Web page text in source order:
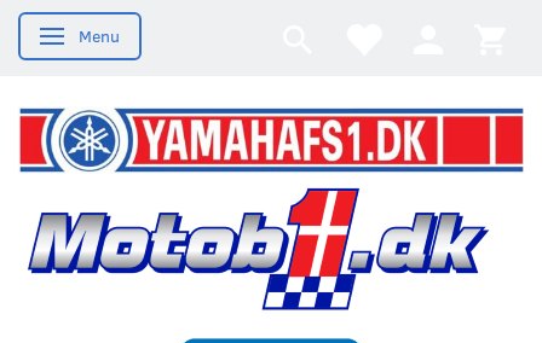
Skifte navigation
Menu